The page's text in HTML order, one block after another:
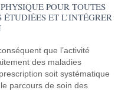
POUR TOUTES
ET L’INTÉGRER
que l’activité
des maladies
soit systématique
parcours de soin des